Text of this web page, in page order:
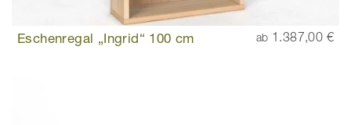
Eschenregal „Ingrid“ 100 cm ab 1.387,00 €